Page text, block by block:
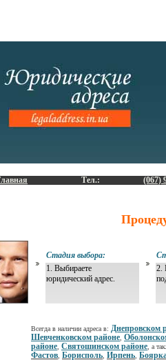
Тел.: (067)
Стадия выбора:
1. Выбираете
юридический адрес.
2.
Всегда в наличии адреса в: Днепровском
Шевченковском районе
районе Святошинском районе , а
Фастов Борисполь Ирпень